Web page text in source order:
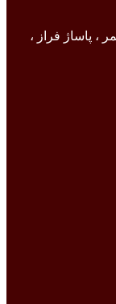
، پاساژ فراز ،